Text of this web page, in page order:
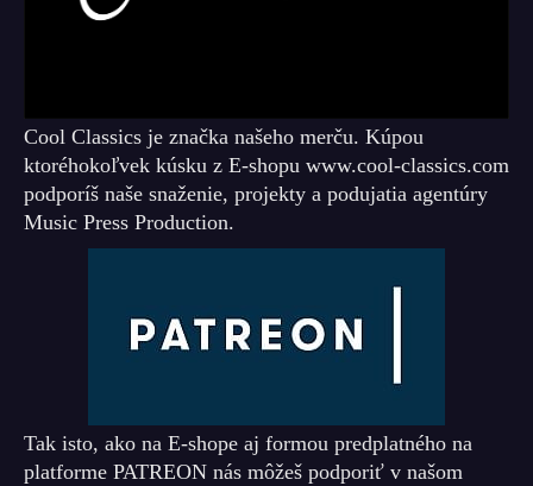
Cool Classics je značka našeho merču. Kúpou
ktoréhokoľvek kúsku z E-shopu www.cool-classics.com
podporíš naše snaženie, projekty a podujatia agentúry
Music Press Production.
Tak isto, ako na E-shope aj formou predplatného na
platforme PATREON nás môžeš podporiť v našom